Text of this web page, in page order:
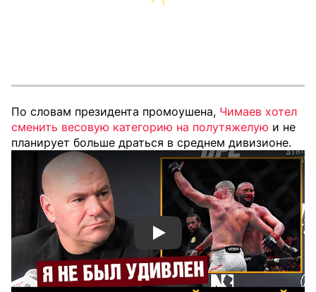
По словам президента промоушена, Чимаев хотел
сменить весовую категорию на полутяжелую и не
планирует больше драться в среднем дивизионе.
Смотреть видео YouTube